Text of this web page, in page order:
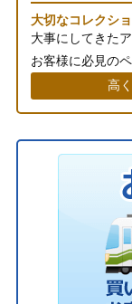
大切なコレクシ
大事にしてきた
お客様に必見のペ
高